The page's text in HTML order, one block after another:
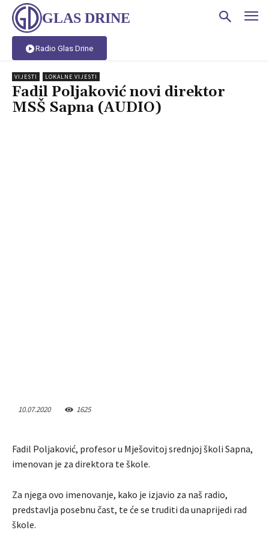
GLAS DRINE
Radio Glas Drine
VIJESTI LOKALNE VIJESTI
Fadil Poljaković novi direktor
MSŠ Sapna (AUDIO)
10.07.2020 1625
Fadil Poljaković, profesor u Mješovitoj srednjoj školi Sapna,
imenovan je za direktora te škole.
Za njega ovo imenovanje, kako je izjavio za naš radio,
predstavlja posebnu čast, te će se truditi da unaprijedi rad
škole.